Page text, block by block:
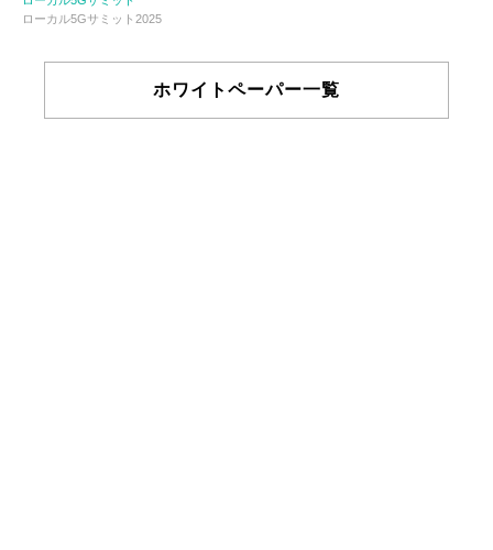
ローカル5Gサミット2025
ホワイトペーパー一覧